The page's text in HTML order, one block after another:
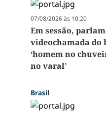
07/08/2026 às 10:20
Em sessão,
videochamada do
‘homem no
no varal’
Brasil